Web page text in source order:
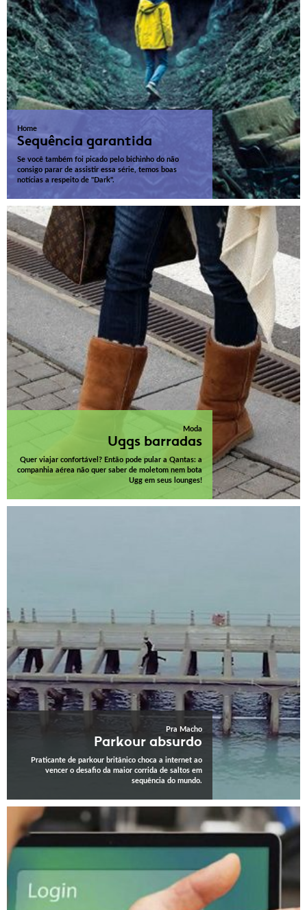
Home
Sequência garantida
Se você também foi picado pelo bichinho do não
consigo parar de assistir essa série, temos boas
notícias a respeito de "Dark".
Moda
Uggs barradas
Quer viajar confortável? Então pode pular a Qantas: a
companhia aérea não quer saber de moletom nem bota
Ugg em seus lounges!
Pra Macho
Parkour absurdo
Praticante de parkour britânico choca a internet ao
vencer o desafio da maior corrida de saltos em
sequência do mundo.